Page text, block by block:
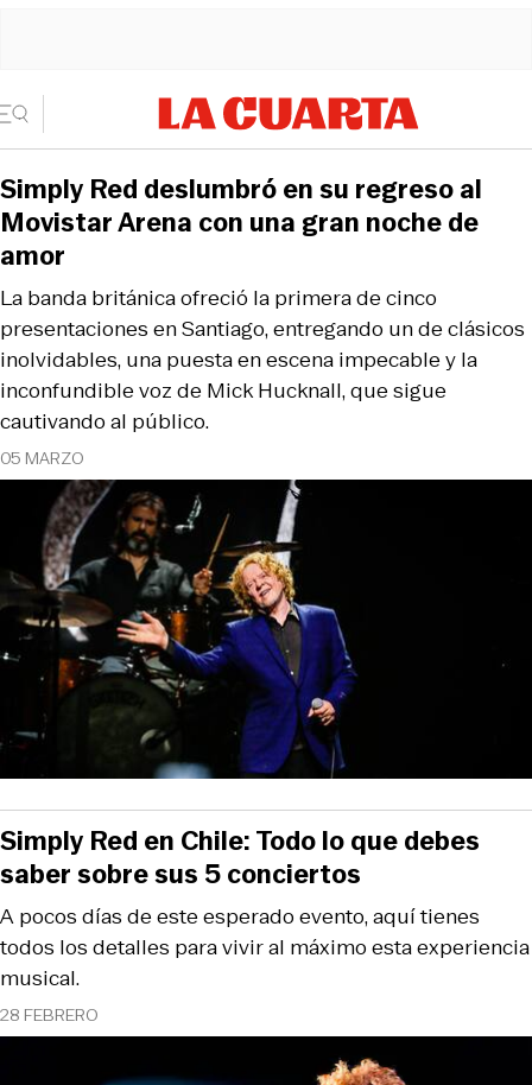
05 MARZO
La banda británica ofreció la primera de cinco
presentaciones en Santiago, entregando un de clásicos
inolvidables, una puesta en escena impecable y la
inconfundible voz de Mick Hucknall, que sigue
cautivando al público.
Simply Red deslumbró en su regreso al
Movistar Arena con una gran noche de
amor
28 FEBRERO
A pocos días de este esperado evento, aquí tienes
todos los detalles para vivir al máximo esta experiencia
musical.
Simply Red en Chile: Todo lo que debes
saber sobre sus 5 conciertos